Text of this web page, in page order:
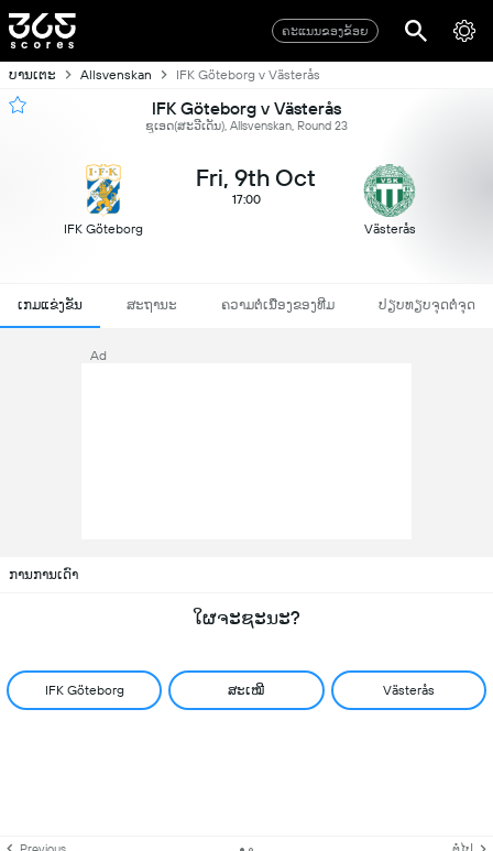
ຄະແນນຂອງຂ້ອຍ
ບານເຕະ Allsvenskan IFK Göteborg v Västerås
IFK Göteborg v Västerås
ຊູເອດ(ສະວີເດັນ), Allsvenskan, Round 23
IFK Göteborg
Fri, 9th Oct
17:00
Västerås
ເກມແຂ່ງຂັນ ສະຖານະ ຄວາມຕໍ່ເນື່ອງຂອງທີມ ປຽບທຽບຈຸດຕໍ່ຈຸດ
Ad
ການການເດົາ
ໃຜຈະຊະນະ?
IFK Göteborg ສະເໝີ Västerås